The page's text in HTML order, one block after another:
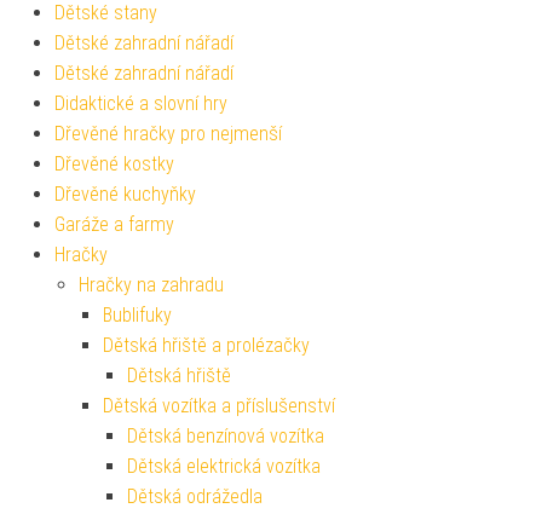
Dětské stany
Dětské zahradní nářadí
Dětské zahradní nářadí
Didaktické a slovní hry
Dřevěné hračky pro nejmenší
Dřevěné kostky
Dřevěné kuchyňky
Garáže a farmy
Hračky
Hračky na zahradu
Bublifuky
Dětská hřiště a prolézačky
Dětská hřiště
Dětská vozítka a příslušenství
Dětská benzínová vozítka
Dětská elektrická vozítka
Dětská odrážedla